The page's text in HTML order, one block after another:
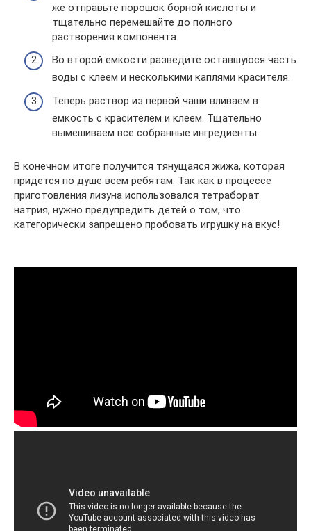
же отправьте порошок борной кислоты и
тщательно перемешайте до полного
растворения компонента.
Во второй емкости разведите оставшуюся часть
воды с клеем и несколькими каплями красителя.
Теперь раствор из первой чаши вливаем в
емкость с красителем и клеем. Тщательно
вымешиваем все собранные ингредиенты.
В конечном итоге получится тянущаяся жижа, которая
придется по душе всем ребятам. Так как в процессе
приготовления лизуна использовался тетраборат
натрия, нужно предупредить детей о том, что
категорически запрещено пробовать игрушку на вкус!